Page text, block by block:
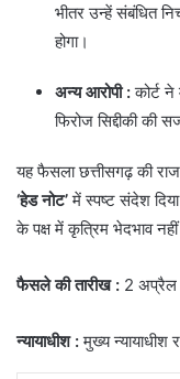
भीतर उन्हें संबंधित
होगा।
अन्य आरोपी :कोर्ट
फिरोज सिद्दीकी की
​यह फैसला छत्तीसगढ़ की
‘हेड नोट’में स्पष्ट संदेश दिया
के पक्ष में कृत्रिम भेदभाव
फैसले की तारीख : 2
न्यायाधीश :मुख्य न्यायाधीश